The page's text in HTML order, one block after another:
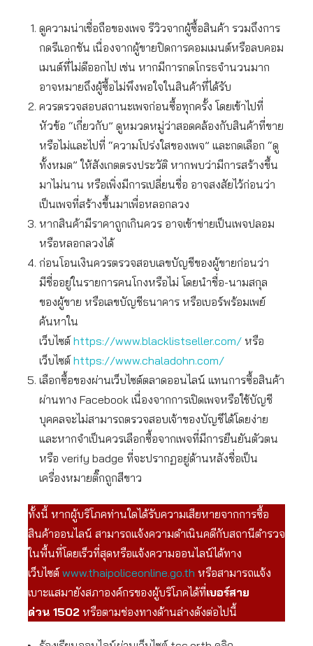
ดูความน่าเชื่อถือของเพจ รีวิวจากผู้ซื้อสินค้า รวมถึงการ
กดรีแอกชัน เนื่องจากผู้ขายปิดการคอมเมนต์หรือลบคอม
เมนต์ที่ไม่ดีออกไป เช่น หากมีการกดโกรธจำนวนมาก
อาจหมายถึงผู้ซื้อไม่พึงพอใจในสินค้าที่ได้รับ
ควรตรวจสอบสถานะเพจก่อนซื้อทุกครั้ง โดยเข้าไปที่
หัวข้อ “เกี่ยวกับ” ดูหมวดหมู่ว่าสอดคล้องกับสินค้าที่ขาย
หรือไม่และไปที่ “ความโปร่งใสของเพจ” และกดเลือก “ดู
ทั้งหมด” ให้สังเกตตรงประวัติ หากพบว่ามีการสร้างขึ้น
มาไม่นาน หรือเพิ่งมีการเปลี่ยนชื่อ อาจสงสัยไว้ก่อนว่า
เป็นเพจที่สร้างขึ้นมาเพื่อหลอกลวง
หากสินค้ามีราคาถูกเกินควร อาจเข้าข่ายเป็นเพจปลอม
หรือหลอกลวงได้
ก่อนโอนเงินควรตรวจสอบเลขบัญชีของผู้ขายก่อนว่า
มีชื่ออยู่ในรายการคนโกงหรือไม่ โดยนำชื่อ-นามสกุล
ของผู้ขาย หรือเลขบัญชีธนาคาร หรือเบอร์พร้อมเพย์
ค้นหาใน
เว็บไซต์ https://www.blacklistseller.com/ หรือ
เว็บไซต์ https://www.chaladohn.com/
เลือกซื้อของผ่านเว็บไซต์ตลาดออนไลน์ แทนการซื้อสินค้า
ผ่านทาง Facebook เนื่องจากการเปิดเพจหรือใช้บัญชี
บุคคลจะไม่สามารถตรวจสอบเจ้าของบัญชีได้โดยง่าย
และหากจำเป็นควรเลือกซื้อจากเพจที่มีการยืนยันตัวตน
หรือ verify badge ที่จะปรากฏอยู่ด้านหลังชื่อเป็น
เครื่องหมายติ๊กถูกสีขาว
ทั้งนี้ หากผู้บริโภคท่านใดได้รับความเสียหายจากการซื้อ
สินค้าออนไลน์ สามารถแจ้งความดำเนินคดีกับสถานีตำรวจ
ในพื้นที่โดยเร็วที่สุดหรือแจ้งความออนไลน์ได้ทาง
เว็บไซต์ www.thaipoliceonline.go.th หรือสามารถแจ้ง
เบาะแสมายังสภาองค์กรของผู้บริโภคได้ที่เบอร์สาย
ด่วน 1502 หรือตามช่องทางด้านล่างดังต่อไปนี้